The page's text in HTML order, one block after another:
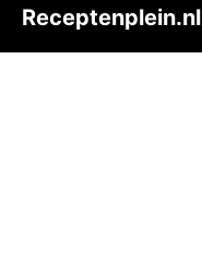
Receptenplein.nl